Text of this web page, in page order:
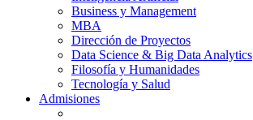
Business y Management
MBA
Dirección de Proyectos
Data Science & Big Data Analytics
Filosofía y Humanidades
Tecnología y Salud
Admisiones